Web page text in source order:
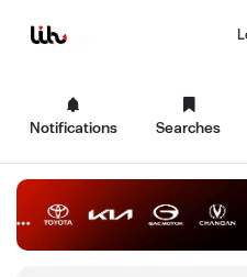
Notifications Searches